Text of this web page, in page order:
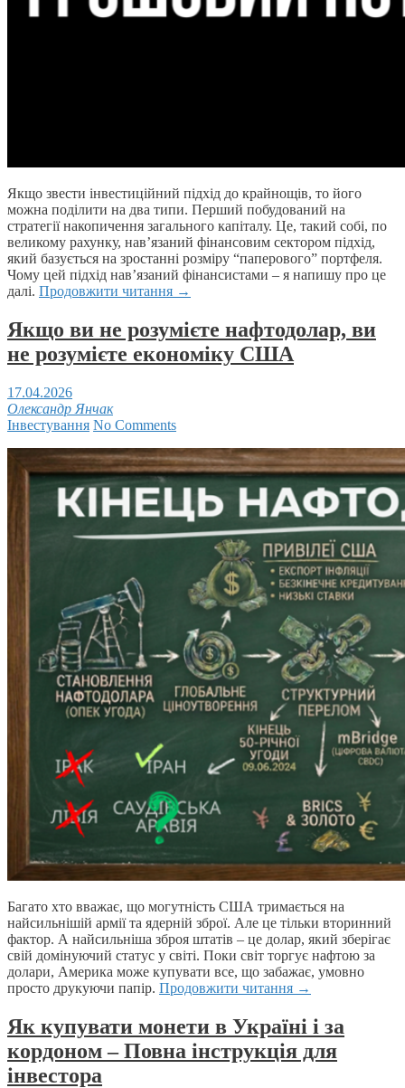
Якщо звести інвестиційний підхід до крайнощів, то його
можна поділити на два типи. Перший побудований на
стратегії накопичення загального капіталу. Це, такий собі, по
великому рахунку, нав’язаний фінансовим сектором підхід,
який базується на зростанні розміру “паперового” портфеля.
Чому цей підхід нав’язаний фінансистами – я напишу про це
далі. Продовжити читання →
Якщо ви не розумієте нафтодолар, ви
не розумієте економіку США
17.04.2026
Олександр Янчак
Інвестування No Comments
Багато хто вважає, що могутність США тримається на
найсильнішій армії та ядерній зброї. Але це тільки вторинний
фактор. А найсильніша зброя штатів – це долар, який зберігає
свій домінуючий статус у світі. Поки світ торгує нафтою за
долари, Америка може купувати все, що забажає, умовно
просто друкуючи папір. Продовжити читання →
Як купувати монети в Україні і за
кордоном – Повна інструкція для
інвестора